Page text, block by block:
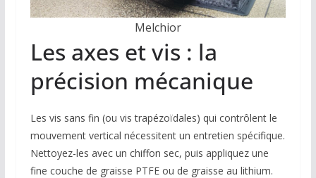
Melchior
Les axes et vis : la
précision mécanique
Les vis sans fin (ou vis trapézoïdales) qui contrôlent le
mouvement vertical nécessitent un entretien spécifique.
Nettoyez-les avec un chiffon sec, puis appliquez une
fine couche de graisse PTFE ou de graisse au lithium.